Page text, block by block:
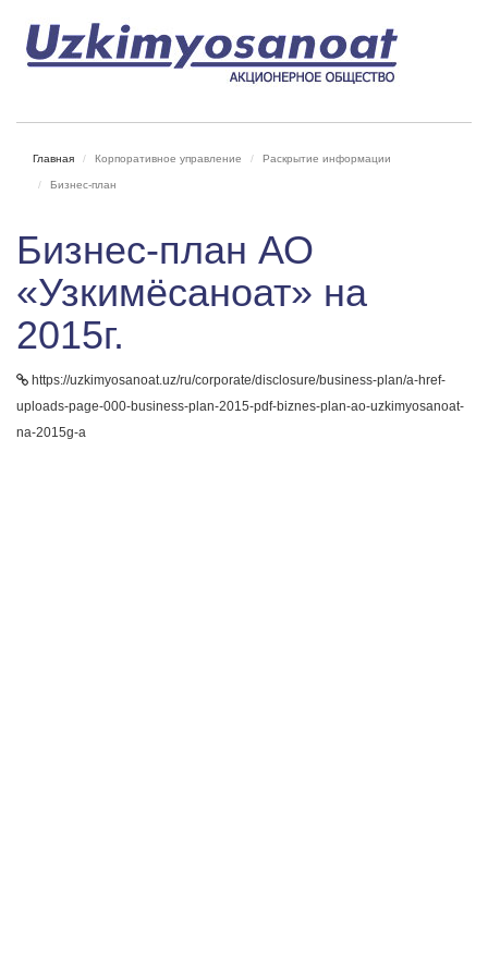
Главная Корпоративное управление Раскрытие информации
Бизнес-план
Бизнес-план АО
«Узкимёсаноат» на
2015г.
https://uzkimyosanoat.uz/ru/corporate/disclosure/business-plan/a-href-
uploads-page-000-business-plan-2015-pdf-biznes-plan-ao-uzkimyosanoat-
na-2015g-a